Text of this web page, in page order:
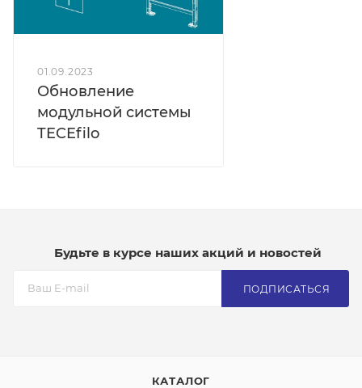
01.09.2023
Обновление
модульной системы
TECEfilo
Будьте в курсе наших акций и новостей
ПОДПИСАТЬСЯ
КАТАЛОГ